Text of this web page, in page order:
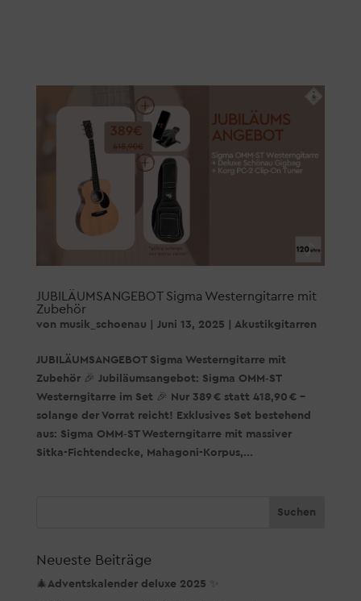
JUBILÄUMSANGEBOT Sigma Westerngitarre mit
Zubehör
von musik_schoenau Juni 13, 2025 Akustikgitarren
JUBILÄUMSANGEBOT Sigma Westerngitarre mit
Zubehör 🎉 Jubiläumsangebot: Sigma OMM‑ST
Westerngitarre im Set 🎉 Nur 389 € statt 418,90 € –
solange der Vorrat reicht! Exklusives Set bestehend
aus: Sigma OMM‑ST Westerngitarre mit massiver
Sitka-Fichtendecke, Mahagoni-Korpus,...
Neueste Beiträge
🎄Adventskalender deluxe 2025 ✨